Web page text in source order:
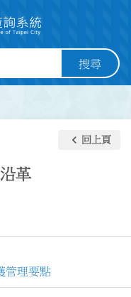
搜尋
革
keyboard_arrow_left 回上頁
管理要點